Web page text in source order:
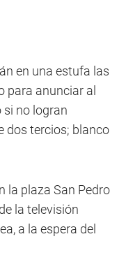
en una estufa las
para anunciar al
si no logran
dos tercios; blanco
la plaza San Pedro
la televisión
a la espera del